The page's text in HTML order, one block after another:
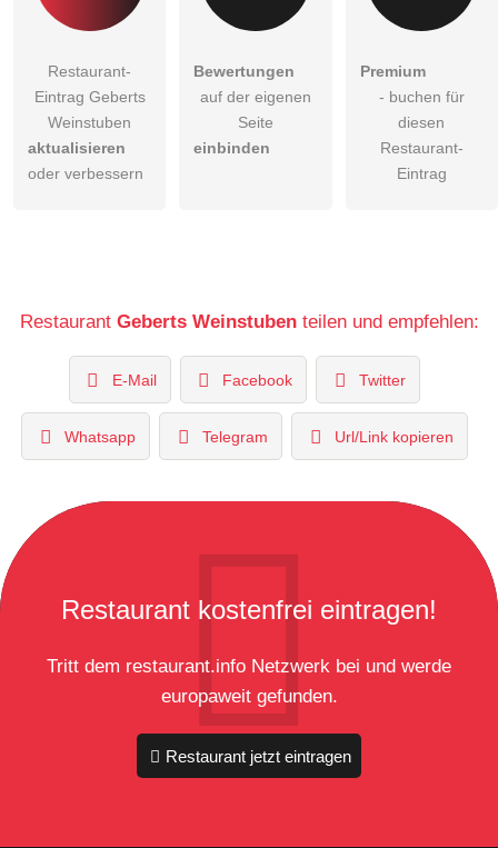
Restaurant-
Eintrag Geberts
Weinstuben
aktualisieren
oder verbessern
Bewertungen
auf der eigenen
Seite
einbinden
Premium
- buchen für
diesen
Restaurant-
Eintrag
Restaurant Geberts Weinstubenteilen und empfehlen:
E-Mail Facebook Twitter
Whatsapp Telegram Url/Link kopieren
Restaurant kostenfrei eintragen!
Tritt dem restaurant.info Netzwerk bei und werde
europaweit gefunden.
Restaurant jetzt eintragen